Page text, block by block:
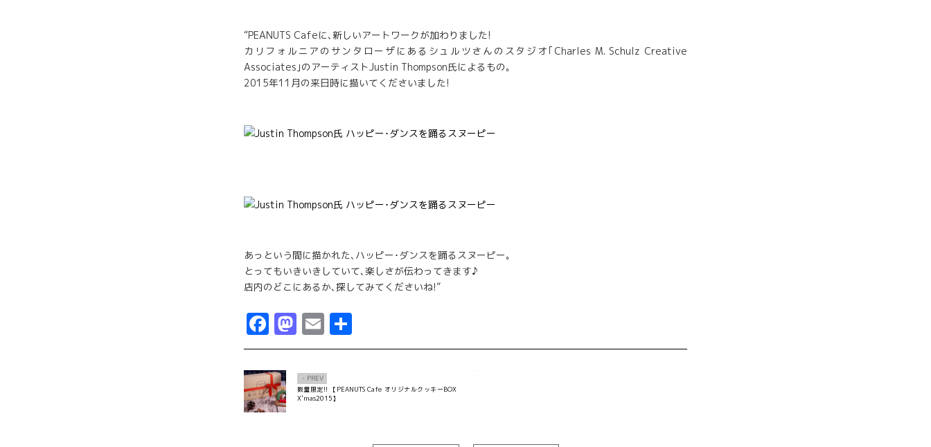
“PEANUTS Cafeに､新しいアートワークが加わりました!
カリフォルニアのサンタローザにあるシュルツさんのスタジオ｢Charles M. Schulz Creative
Associates｣のアーティストJustin Thompson氏によるもの｡
2015年11月の来日時に描いてくださいました!
あっという間に描かれた､ハッピー･ダンスを踊るスヌーピー｡
とってもいきいきしていて､楽しさが伝わってきます♪
店内のどこにあるか､探してみてくださいね!”
Facebook
Mastodon
Email
有
Ô PREV
数量限定!! 【PEANUTS Cafe オリジナルクッキーBOX
X’mas2015】